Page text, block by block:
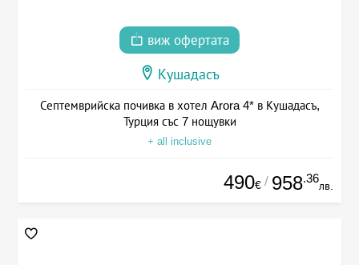
виж офертата
Кушадасъ
Септемврийска почивка в хотел Arora 4* в Кушадасъ,
Турция със 7 нощувки
+ all inclusive
490€ / 958.36
лв.